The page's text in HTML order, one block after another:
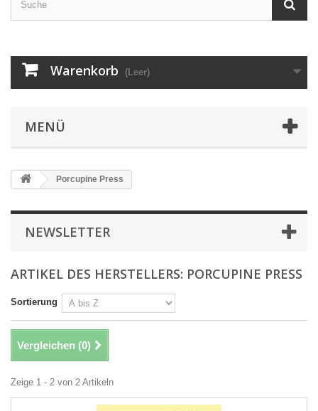
Warenkorb (Leer)
MENÜ
Porcupine Press
NEWSLETTER
ARTIKEL DES HERSTELLERS: PORCUPINE PRESS
Sortierung
Vergleichen (0)
Zeige 1 - 2 von 2 Artikeln